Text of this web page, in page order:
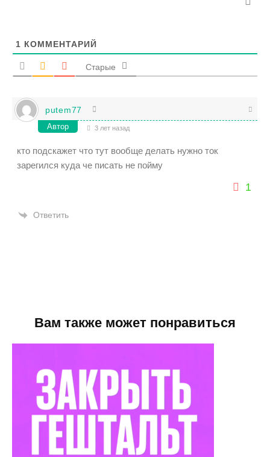
1 КОММЕНТАРИЙ
Старые
putem77
Автор 3 лет назад
кто подскажет что тут вообще делать нужно ток
зарегился куда че писать не пойму
1
Ответить
Вам также может понравиться